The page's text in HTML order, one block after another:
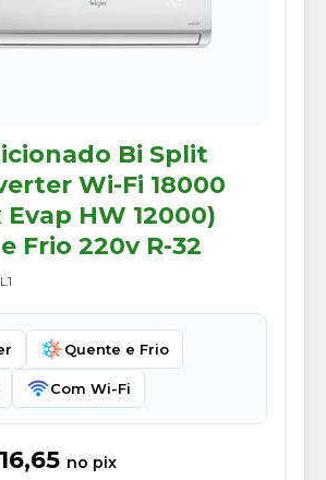
Bi Split
Wi-Fi 18000
HW 12000)
Frio 220v R-32
Quente e Frio
Com Wi-Fi
no pix